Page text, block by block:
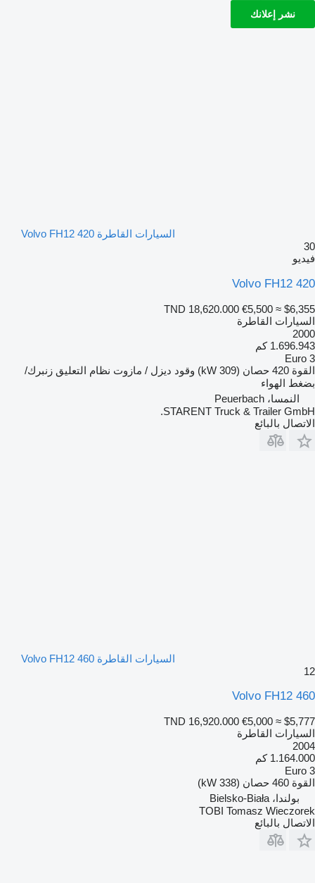
نشر إعلانك
السيارات القاطرة Volvo FH12 420
30
فيديو
Volvo FH12 420
TND 18,620.000 €5,500 ≈ $6,355
السيارات القاطرة
2000
1.696.943 كم
Euro 3
القوة 420 حصان (309 kW) وقود ديزل / مازوت نظام التعليق زنبرك/
بضغط الهواء
النمسا، Peuerbach
STARENT Truck & Trailer GmbH.
الاتصال بالبائع
السيارات القاطرة Volvo FH12 460
12
Volvo FH12 460
TND 16,920.000 €5,000 ≈ $5,777
السيارات القاطرة
2004
1.164.000 كم
Euro 3
القوة 460 حصان (338 kW)
بولندا، Bielsko-Biała
TOBI Tomasz Wieczorek
الاتصال بالبائع